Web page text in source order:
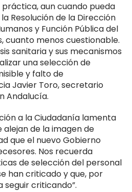
aun cuando pueda
Resolución de la Dirección
y Función Pública del
cuanto menos cuestionable.
sanitaria y sus mecanismos
una selección de
y falto de
Javier Toro, secretario
Andalucía.
a la Ciudadanía lamenta
alejan de la imagen de
que el nuevo Gobierno
Nos recuerda
de selección del personal
han criticado y que, por
criticando”.